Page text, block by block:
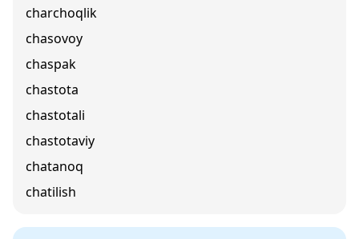
charchoqlik
chasovoy
chaspak
chastota
chastotali
chastotaviy
chatanoq
chatilish